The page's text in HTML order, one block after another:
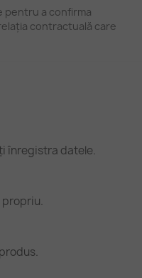
pentru a confirma
contractuală care
înregistra datele.
propriu.